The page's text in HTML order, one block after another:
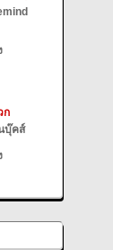
ก
บุ๊คส์